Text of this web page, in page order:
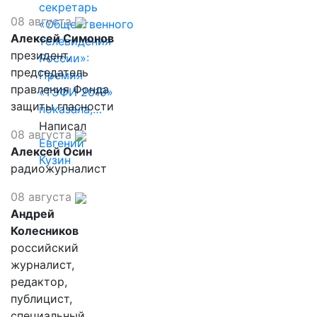
секретарь
«Общественного
телевидения
России»:
Премия
«ТЭФИ 2019»
показала,…
Написал
Евгений
Кузин
08 августа
Алексей Симонов
президент,
председатель
правления Фонда
защиты гласности
08 августа
Алексей Осин
радиожурналист
08 августа
Андрей
Колесников
российский
журналист,
редактор,
публицист,